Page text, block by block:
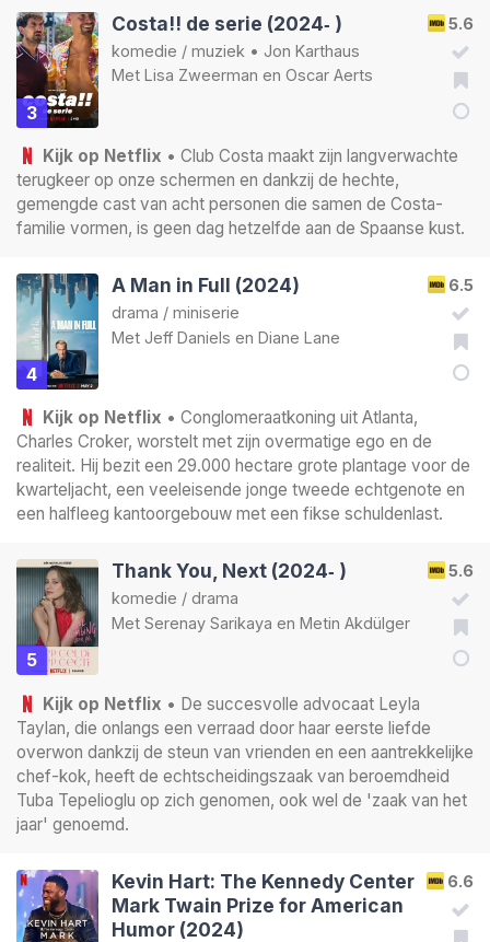
3
5.6
Costa!! de serie (2024‑ )
komedie / muziek • Jon Karthaus
Met Lisa Zweerman en Oscar Aerts
Kijk op Netflix • Club Costa maakt zijn langverwachte
terugkeer op onze schermen en dankzij de hechte,
gemengde cast van acht personen die samen de Costa-
familie vormen, is geen dag hetzelfde aan de Spaanse kust.
4
6.5
A Man in Full (2024)
drama / miniserie
Met Jeff Daniels en Diane Lane
Kijk op Netflix • Conglomeraatkoning uit Atlanta,
Charles Croker, worstelt met zijn overmatige ego en de
realiteit. Hij bezit een 29.000 hectare grote plantage voor de
kwarteljacht, een veeleisende jonge tweede echtgenote en
een halfleeg kantoorgebouw met een fikse schuldenlast.
5
5.6
Thank You, Next (2024‑ )
komedie / drama
Met Serenay Sarikaya en Metin Akdülger
Kijk op Netflix • De succesvolle advocaat Leyla
Taylan, die onlangs een verraad door haar eerste liefde
overwon dankzij de steun van vrienden en een aantrekkelijke
chef-kok, heeft de echtscheidingszaak van beroemdheid
Tuba Tepelioglu op zich genomen, ook wel de 'zaak van het
jaar' genoemd.
6.6
Kevin Hart: The Kennedy Center
Mark Twain Prize for American
Humor (2024)